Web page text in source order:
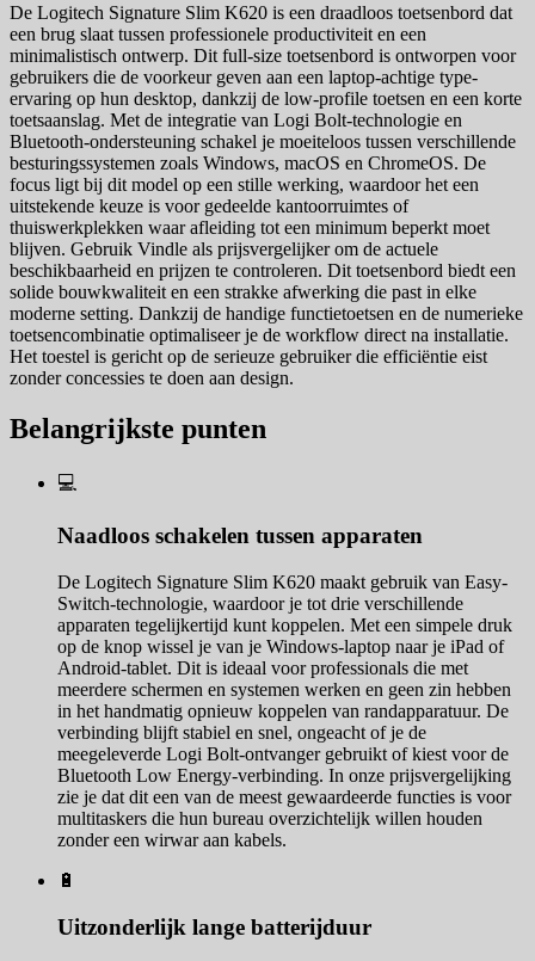
De Logitech Signature Slim K620 is een draadloos toetsenbord dat
een brug slaat tussen professionele productiviteit en een
minimalistisch ontwerp. Dit full-size toetsenbord is ontworpen voor
gebruikers die de voorkeur geven aan een laptop-achtige type-
ervaring op hun desktop, dankzij de low-profile toetsen en een korte
toetsaanslag. Met de integratie van Logi Bolt-technologie en
Bluetooth-ondersteuning schakel je moeiteloos tussen verschillende
besturingssystemen zoals Windows, macOS en ChromeOS. De
focus ligt bij dit model op een stille werking, waardoor het een
uitstekende keuze is voor gedeelde kantoorruimtes of
thuiswerkplekken waar afleiding tot een minimum beperkt moet
blijven. Gebruik Vindle als prijsvergelijker om de actuele
beschikbaarheid en prijzen te controleren. Dit toetsenbord biedt een
solide bouwkwaliteit en een strakke afwerking die past in elke
moderne setting. Dankzij de handige functietoetsen en de numerieke
toetsencombinatie optimaliseer je de workflow direct na installatie.
Het toestel is gericht op de serieuze gebruiker die efficiëntie eist
zonder concessies te doen aan design.
Belangrijkste punten
💻
Naadloos schakelen tussen apparaten
De Logitech Signature Slim K620 maakt gebruik van Easy-
Switch-technologie, waardoor je tot drie verschillende
apparaten tegelijkertijd kunt koppelen. Met een simpele druk
op de knop wissel je van je Windows-laptop naar je iPad of
Android-tablet. Dit is ideaal voor professionals die met
meerdere schermen en systemen werken en geen zin hebben
in het handmatig opnieuw koppelen van randapparatuur. De
verbinding blijft stabiel en snel, ongeacht of je de
meegeleverde Logi Bolt-ontvanger gebruikt of kiest voor de
Bluetooth Low Energy-verbinding. In onze prijsvergelijking
zie je dat dit een van de meest gewaardeerde functies is voor
multitaskers die hun bureau overzichtelijk willen houden
zonder een wirwar aan kabels.
🔋
Uitzonderlijk lange batterijduur